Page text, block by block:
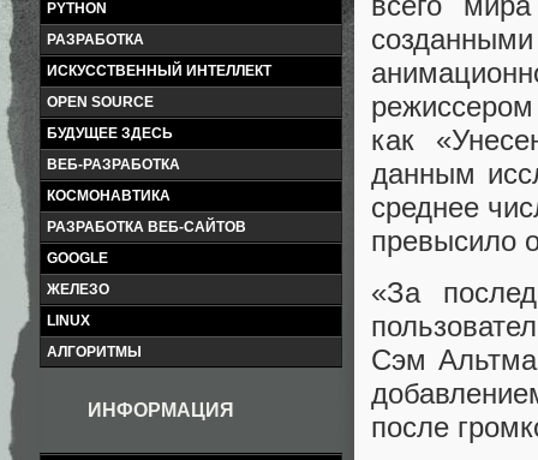
PYTHON
РАЗРАБОТКА
ИСКУССТВЕННЫЙ ИНТЕЛЛЕКТ
OPEN SOURCE
БУДУЩЕЕ ЗДЕСЬ
ВЕБ-РАЗРАБОТКА
КОСМОНАВТИКА
РАЗРАБОТКА ВЕБ-САЙТОВ
GOOGLE
ЖЕЛЕЗО
LINUX
АЛГОРИТМЫ
ИНФОРМАЦИЯ
как
данным
среднее
превысило
«За
Сэм
после